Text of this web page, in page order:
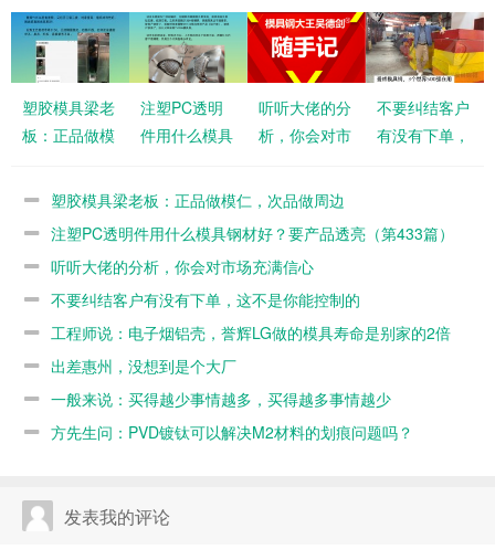
塑胶模具梁老
板：正品做模
注塑PC透明
件用什么模具
品透亮（第
听听大佬的分
析，你会对市
不要纠结客户
有没有下单，
塑胶模具梁老板：正品做模仁，次品做周边
注塑PC透明件用什么模具钢材好？要产品透亮（第433篇）
听听大佬的分析，你会对市场充满信心
不要纠结客户有没有下单，这不是你能控制的
工程师说：电子烟铝壳，誉辉LG做的模具寿命是别家的2倍
出差惠州，没想到是个大厂
一般来说：买得越少事情越多，买得越多事情越少
方先生问：PVD镀钛可以解决M2材料的划痕问题吗？
发表我的评论